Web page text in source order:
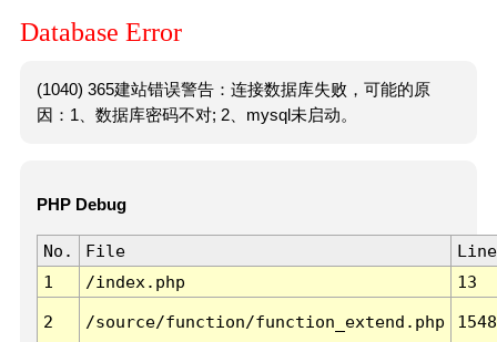
Database Error
(1040) 365建站错误警告：连接数据库失败，可能的原
因：1、数据库密码不对; 2、mysql未启动。
PHP Debug
No. File
Line
1
/index.php 13
2 /source/function/function_extend.php 1548